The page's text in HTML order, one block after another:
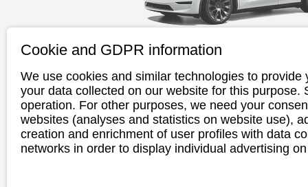
TESLA Model
Das Model Y bietet maximale
Cookie and GDPR information
We use cookies and similar technologies to
your data collected on our website for this
operation. For other purposes, we need your
websites (analyses and statistics on website use),
creation and enrichment of user profiles with data
networks in order to display individual advertising